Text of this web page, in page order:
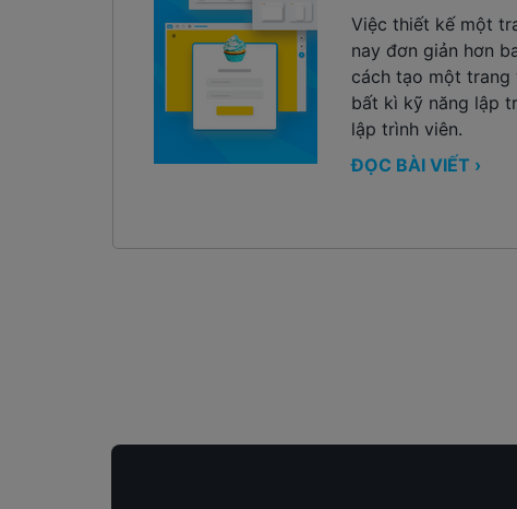
Việc thiết kế một
nay đơn giản hơn
cách tạo một trang
bất kì kỹ năng lập
lập trình viên.
ĐỌC BÀI VIẾT ›